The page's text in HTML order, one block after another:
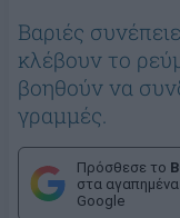
Βαριές
κλέβουν το
βοηθούν να
γραμμές.
Πρόσθεσε το
στα
Google